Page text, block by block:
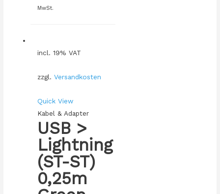
MwSt.
incl. 19% VAT
zzgl. Versandkosten
Quick View
Kabel & Adapter
USB >
Lightning
(ST-ST)
0,25m